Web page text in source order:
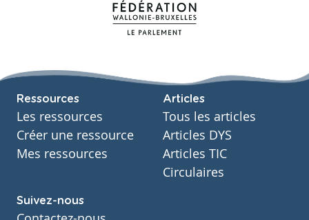
Ressources
Les ressources
Créer une ressource
Mes ressources
Articles
Tous les articles
Articles DYS
Articles TIC
Circulaires
Suivez-nous